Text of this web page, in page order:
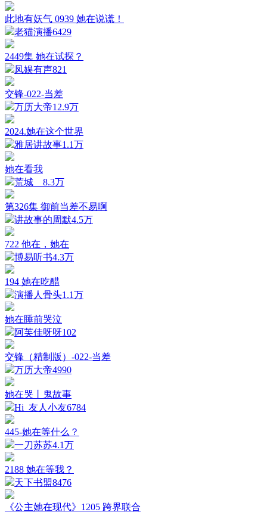
此地有妖气 0939 她在说谎！
老猫演播6429
2449集 她在试探？
凤娱有声821
交锋-022-当差
万历大帝12.9万
2024.她在这个世界
雅居讲故事1.1万
她在看我
荒城__ 8.3万
第326集 御前当差不易啊
讲故事的周默4.5万
722 他在，她在
博易听书4.3万
194 她在吃醋
演播人骨头1.1万
她在睡前哭泣
阿芙佳呀呀102
交锋（精制版）-022-当差
万历大帝4990
她在哭丨鬼故事
Hi_友人小友6784
445-她在等什么？
一刀苏苏4.1万
2188 她在等我？
天下书盟8476
《公主她在现代》1205 跨界联合